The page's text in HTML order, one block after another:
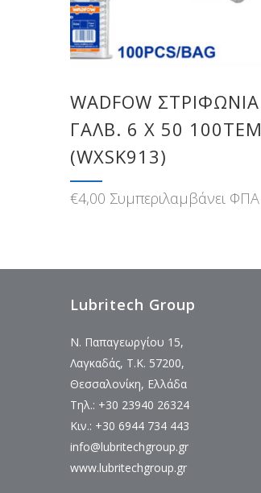
WADFOW ΣΤΡΙΦΩΝΙΑ
ΓΑΛΒ. 6 Χ 50 100ΤΕΜ
(WXSK913)
€4,00 Συμπεριλαμβάνει ΦΠΑ
Lubritech Group
Ν. Παπαγεωργίου 15,
Λαγκαδάς, Τ.Κ. 57200,
Θεσσαλονίκη, Ελλάδα
Τηλ.: +30 23940 26324
Κιν.: +30 6944 734 443
info@lubritechgroup.gr
www.lubritechgroup.gr